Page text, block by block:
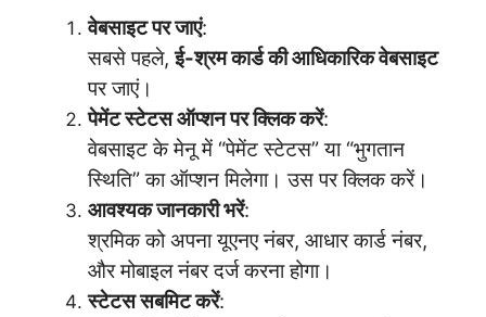
वेबसाइट पर जाएं:
सबसे पहले,ई-श्रम कार्ड की आधिकारिक वेबसाइट
पर जाएं।
पेमेंट स्टेटस ऑप्शन पर क्लिक करें:
वेबसाइट के मेनू में “पेमेंट स्टेटस” या “भुगतान
स्थिति” का ऑप्शन मिलेगा। उस पर क्लिक करें।
आवश्यक जानकारी भरें:
श्रमिक को अपना यूएनए नंबर, आधार कार्ड नंबर,
और मोबाइल नंबर दर्ज करना होगा।
स्टेटस सबमिट करें: